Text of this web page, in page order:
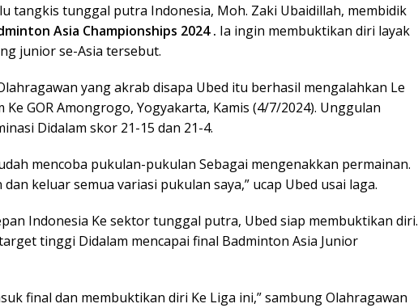
tangkis tunggal putra Indonesia, Moh. Zaki Ubaidillah, membidik
Asia Championships 2024 . Ia ingin membuktikan diri layak
junior se-Asia tersebut.
yang akrab disapa Ubed itu berhasil mengalahkan Le
Ke GOR Amongrogo, Yogyakarta, Kamis (4/7/2024). Unggulan
Didalam skor 21-15 dan 21-4.
mencoba pukulan-pukulan Sebagai mengenakkan permainan.
keluar semua variasi pukulan saya,” ucap Ubed usai laga.
Indonesia Ke sektor tunggal putra, Ubed siap membuktikan diri.
tinggi Didalam mencapai final Badminton Asia Junior
final dan membuktikan diri Ke Liga ini,” sambung Olahragawan